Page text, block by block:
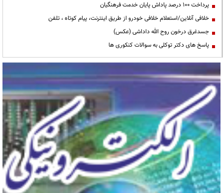
پرداخت ۱۰۰ درصد پاداش پایان خدمت فرهنگیان
خلافی آنلاین/استعلام خلافی خودرو از طریق اینترنت، پیام کوتاه ، تلفن
جسدغرق درخون روح الله داداشی (عکس)
پاسخ های دکتر توکلی به سوالات کنکوری ها